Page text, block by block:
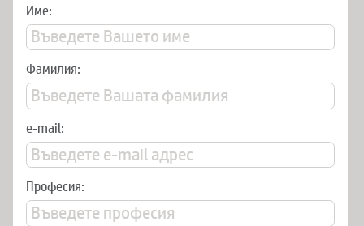
Име:
Фамилия:
e-mail:
Професия: